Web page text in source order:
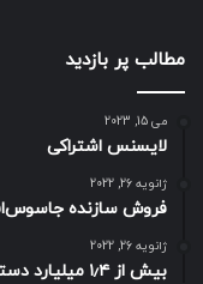
مطالب پر بازدید
می 15, 2023
لایسنس اشتراکی
ژانویه 26, 2022
فروش سازنده
ژانویه 26, 2022
بیش از ۱٫۴ میلیارد دستگاه از ویندوز ۱۰ و ویندوز ۱۱ استفاده می‌کنند